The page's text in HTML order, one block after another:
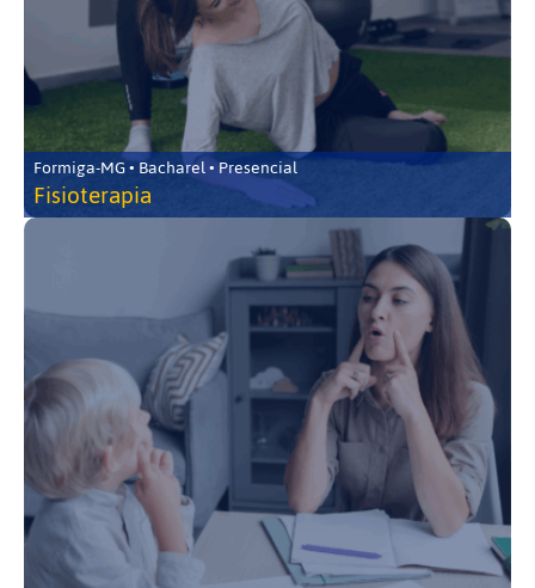
Formiga-MG • Bacharel • Presencial
Fisioterapia